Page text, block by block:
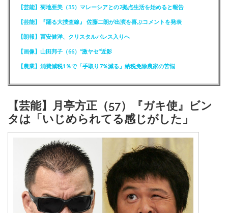
【芸能】菊地亜美（35）マレーシアとの2拠点生活を始めると報告
【芸能】『踊る大捜査線』 佐藤二朗が出演を喜ぶコメントを発表
【朗報】冨安健洋、クリスタルパレス入りへ
【画像】山田邦子（66）“激ヤセ”近影
【農業】消費減税1％で「手取り7％減る」納税免除農家の苦悩
【芸能】月亭方正（57）『ガキ使』ビン
タは「いじめられてる感じがした」